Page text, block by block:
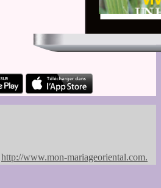
http://www.mon-mariageoriental.com.